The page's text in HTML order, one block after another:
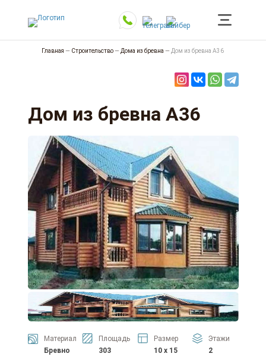
Главная — Строительство— Дома из бревна — Дом из бревна А36
Дом из бревна А36
Материал
Бревно
Площадь
303
Размер
10 x 15
Этажи
2